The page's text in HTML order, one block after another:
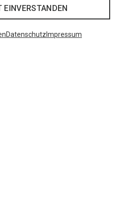
EINVERSTANDEN
Datenschutz Impressum